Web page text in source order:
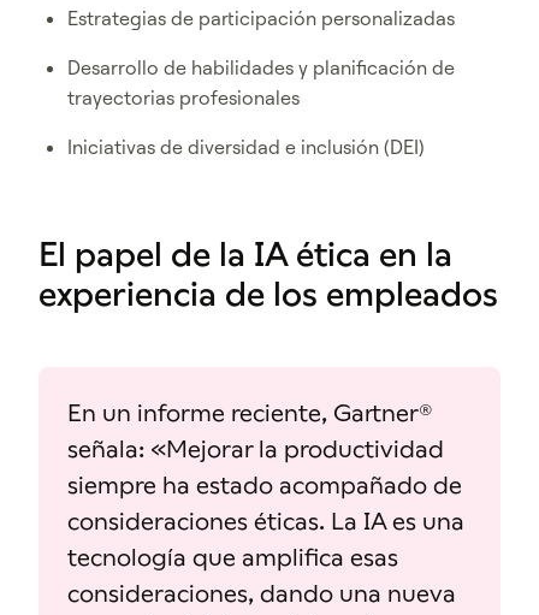
Estrategias de participación personalizadas
Desarrollo de habilidades y planificación de
trayectorias profesionales
Iniciativas de diversidad e inclusión (DEI)
El papel de la IA ética en la
experiencia de los empleados
En un informe reciente, Gartner®
señala: «Mejorar la productividad
siempre ha estado acompañado de
consideraciones éticas. La IA es una
tecnología que amplifica esas
consideraciones, dando una nueva